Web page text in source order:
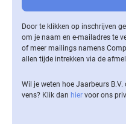
Door te klikken op inschrijven
om je naam en e-mailadres te
of meer mailings namens
allen tijde intrekken via de
Wil je weten hoe Jaarbeurs
vens? Klik dan hier voor ons